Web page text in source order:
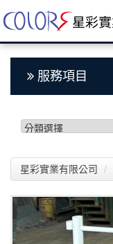
服務項目
星彩實業有限公司